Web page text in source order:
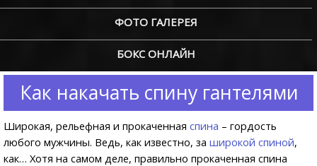
ФОТО ГАЛЕРЕЯ
БОКС ОНЛАЙН
Как накачать спину гантелями
Широкая, рельефная и прокаченная спина – гордость
любого мужчины. Ведь, как известно, за широкой спиной,
как… Хотя на самом деле, правильно прокаченная спина